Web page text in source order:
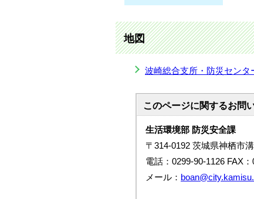
地図
波崎総合支所・防災センタ
このページに関するお問
生活環境部 防災安全課
〒314-0192 茨城県神栖市
電話：0299-90-1126 FAX
メール：